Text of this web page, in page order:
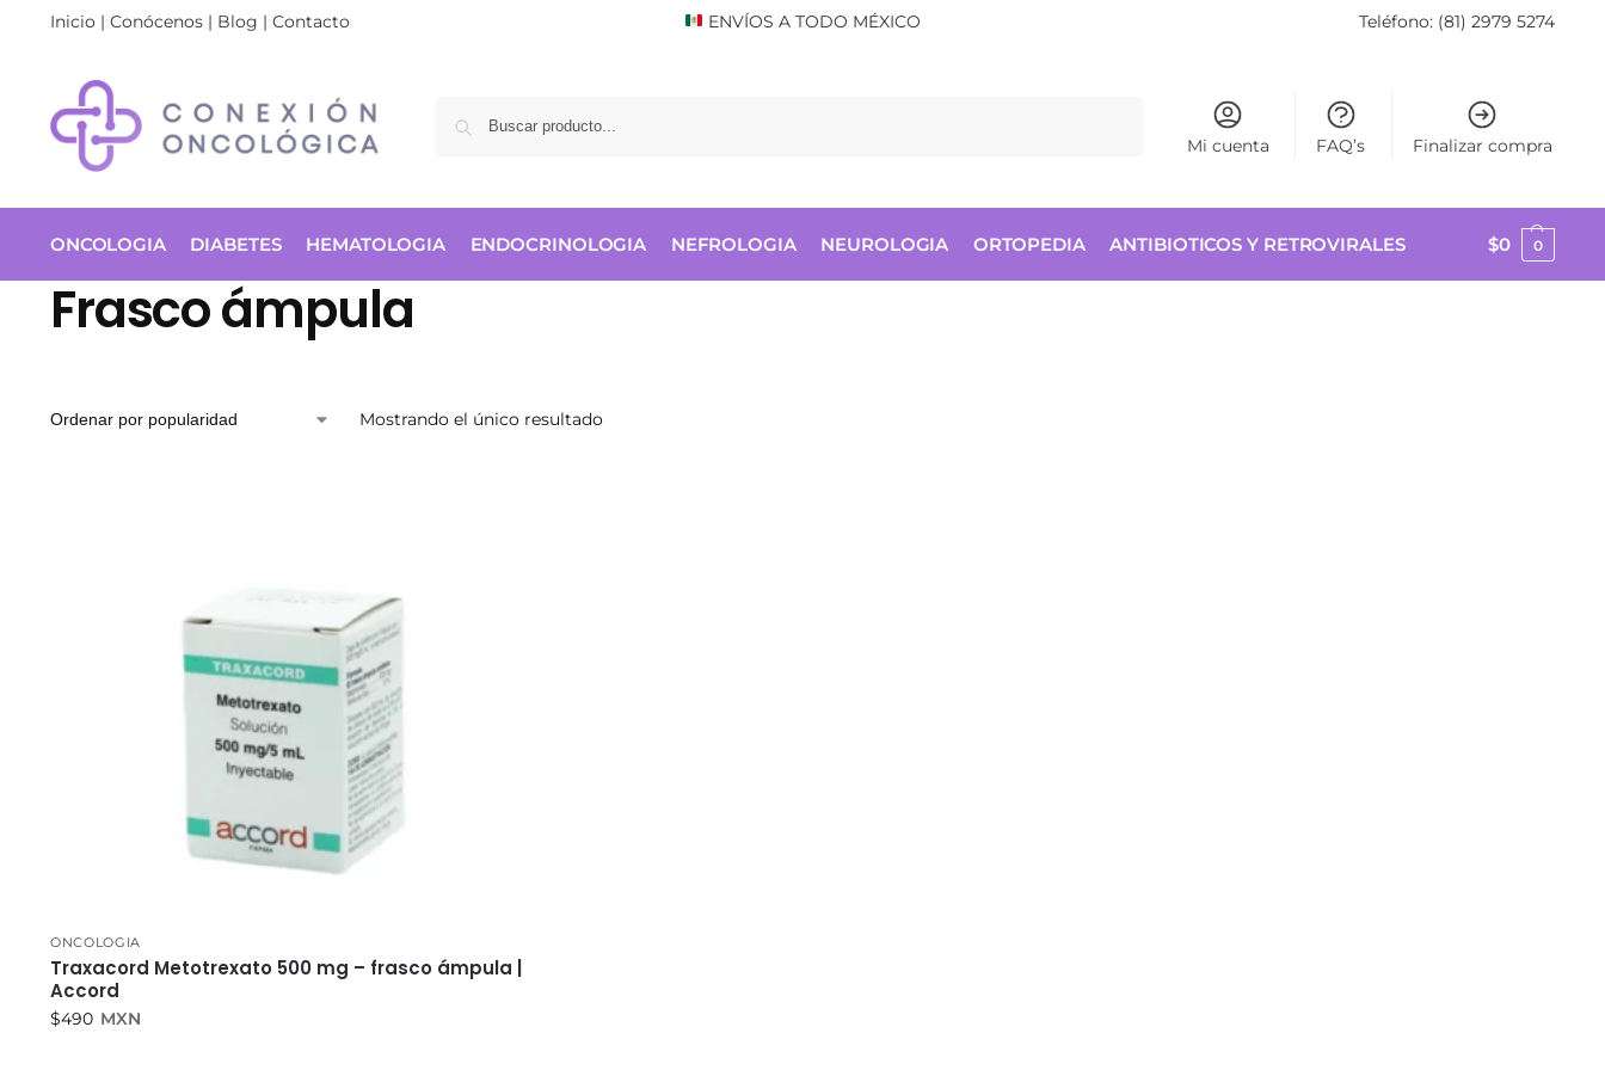
Inicio | Conócenos| Blog | Contacto ENVÍOS A TODO MÉXICO Teléfono: (81) 2979 5274
Mi cuenta FAQ’s Finalizar compra
ONCOLOGIA DIABETES HEMATOLOGIA ENDOCRINOLOGIA NEFROLOGIA NEUROLOGIA ORTOPEDIA ANTIBIOTICOS Y RETROVIRALES $0 0
Frasco ámpula
Mostrando el único resultado
ONCOLOGIA
Traxacord Metotrexato 500 mg – frasco ámpula |
Accord
$490 MXN